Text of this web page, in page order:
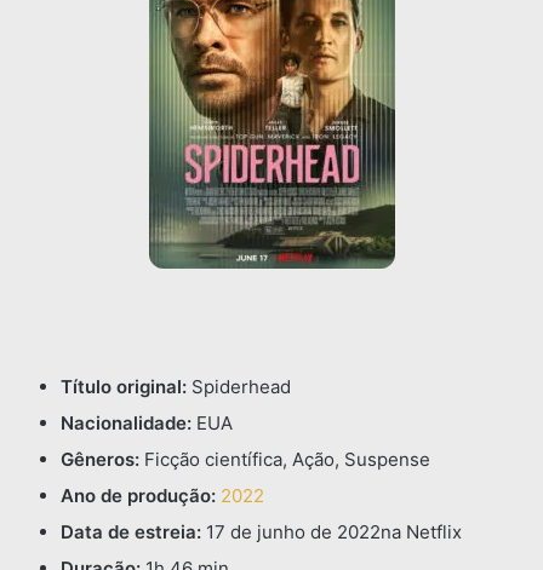
Título original: Spiderhead
Nacionalidade: EUA
Gêneros: Ficção científica, Ação, Suspense
Ano de produção: 2022
Data de estreia: 17 de junho de 2022na Netflix